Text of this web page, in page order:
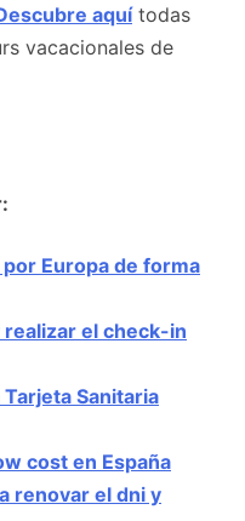
aquítodas
vacacionales de
Europa de forma
el check-in
Sanitaria
cost en España
renovar el dni y